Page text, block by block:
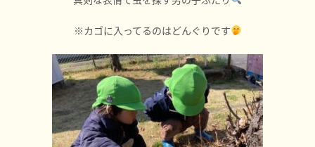
※カゴに入ってるのはどんぐりです